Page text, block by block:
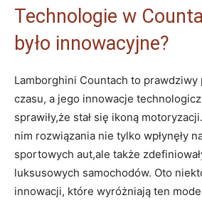
Technologie w
było innowacyjne?
Lamborghini Countach to
czasu, a jego innowacje
sprawiły,że stał się ikoną
nim rozwiązania nie tylko wpłynęły
sportowych aut,ale także
luksusowych samochodów. Oto
innowacji, które wyróżniają ten